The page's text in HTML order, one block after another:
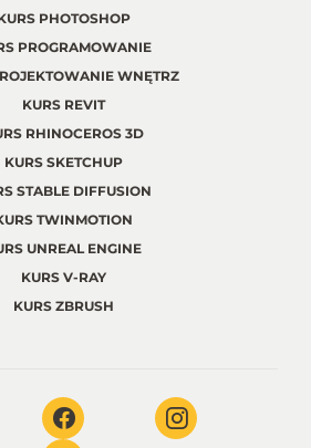
PHOTOSHOP
PROGRAMOWANIE
WNĘTRZ
KURS REVIT
RHINOCEROS 3D
KURS SKETCHUP
STABLE DIFFUSION
TWINMOTION
UNREAL ENGINE
KURS V-RAY
KURS ZBRUSH